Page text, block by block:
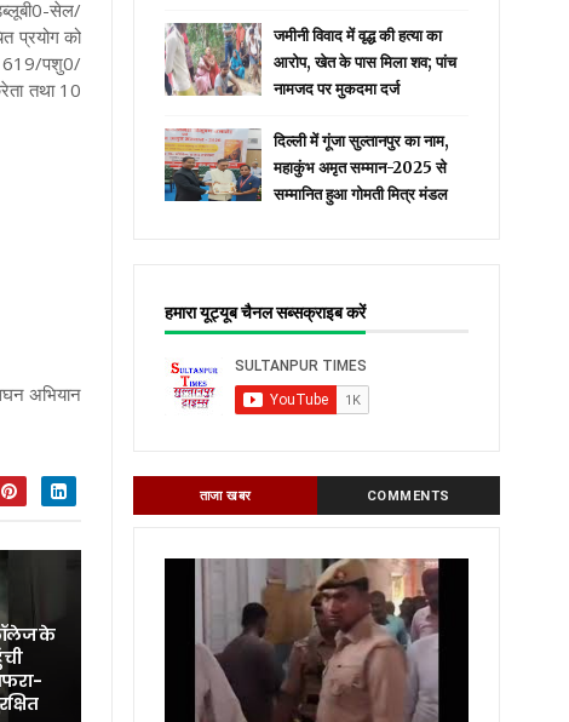
सेल/
प्रयोग को
619/पशु0/
तथा 10
अभियान
के
जमीनी विवाद में वृद्ध की हत्या का
आरोप, खेत के पास मिला शव; पांच
नामजद पर मुकदमा दर्ज
दिल्ली में गूंजा सुल्तानपुर का नाम,
महाकुंभ अमृत सम्मान-2025 से
सम्मानित हुआ गोमती मित्र मंडल
हमारा यूट्यूब चैनल सब्सक्राइब करें
ताजा खबर COMMENTS